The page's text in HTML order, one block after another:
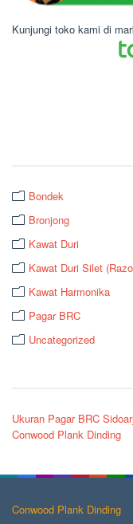
Kunjungi toko kami di
Bondek
Bronjong
Kawat Duri
Kawat Duri Silet
Kawat Harmonika
Pagar BRC
Uncategorized
Ukuran Pagar BRC
Conwood Plank Dinding
Conwood Plank Dinding